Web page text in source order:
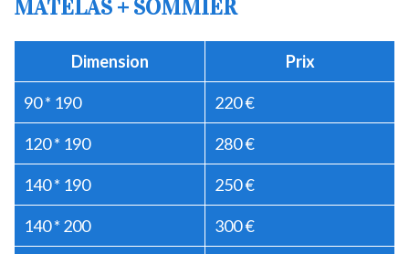
MATELAS + SOMMIER
Dimension Prix
90 * 190 220 €
120 * 190 280 €
140 * 190 250 €
140 * 200 300 €